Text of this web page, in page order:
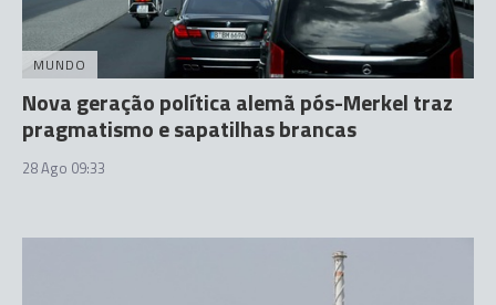
MUNDO
Nova geração política alemã pós-Merkel traz
pragmatismo e sapatilhas brancas
28 Ago 09:33